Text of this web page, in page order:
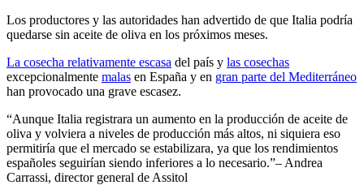
Los productores y las autoridades han advertido de que Italia podría
quedarse sin aceite de oliva en los próximos meses.
La cosecha relativamente escasa del país y las cosechas
excepcionalmente malas en España y en gran parte del Mediterráneo
han provocado una grave escasez.
Aunque Italia registrara un aumento en la producción de aceite de
oliva y volviera a niveles de producción más altos, ni siquiera eso
permitiría que el mercado se estabilizara, ya que los rendimientos
españoles seguirían siendo inferiores a lo necesario. – Andrea
Carrassi, director general de Assitol